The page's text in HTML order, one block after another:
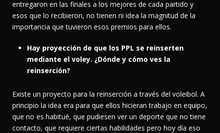
entregaron en las finales a los mejores de cada partido y
esos que lo recibieron, no tienen ni idea la magnitud de la
importancia que tuvieron esos premios para ellos.
Hay proyección de que los PPL se reinserten
mediante el voley. ¿Dónde y cómo ves la
reinserción?
Existe un proyecto para la reinserción a través del voleibol. A
principio la idea era para que ellos hicieran trabajo en equipo,
que no es habitué, que pudiesen ver un deporte que no tiene
contacto, que requiere ciertas habilidades pero hoy día eso